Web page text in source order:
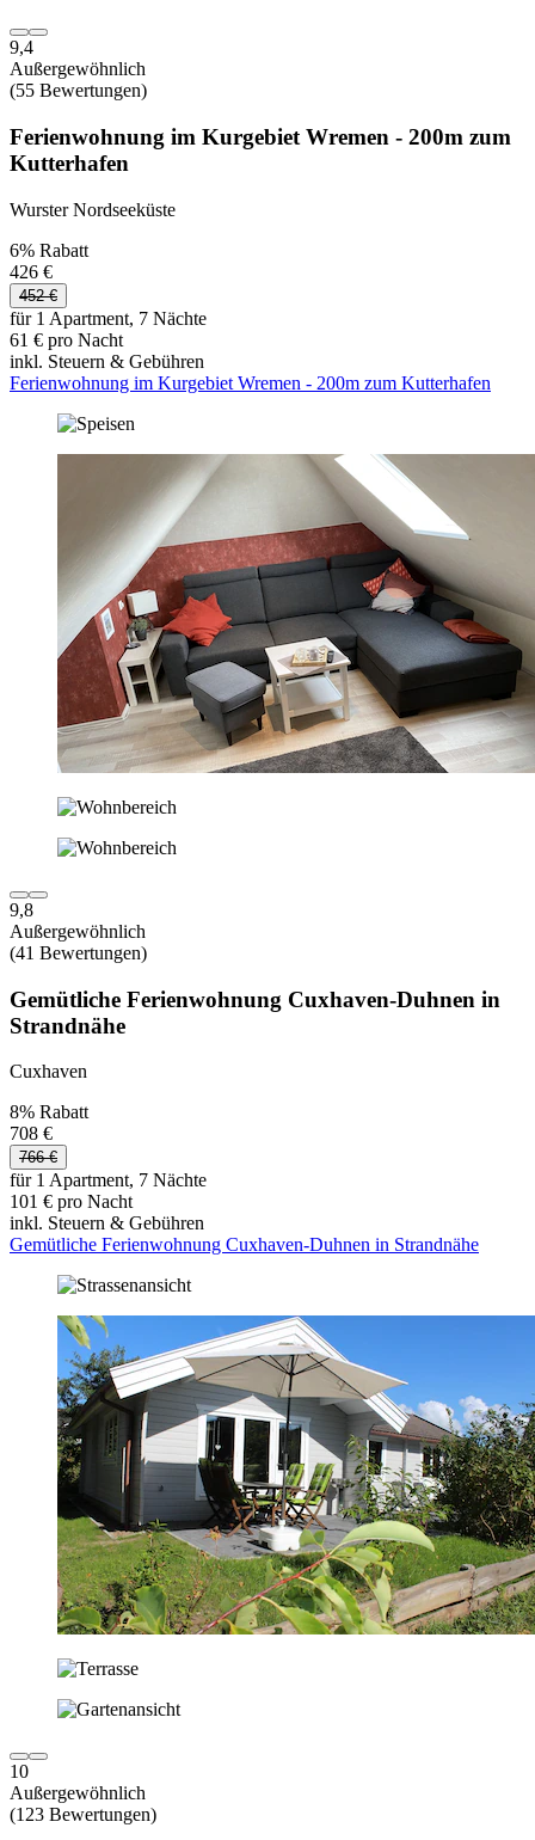
9,4
Außergewöhnlich
(55 Bewertungen)
Ferienwohnung im Kurgebiet Wremen - 200m zum
Kutterhafen
Wurster Nordseeküste
6% Rabatt
426 €
452 €
für 1 Apartment, 7 Nächte
61 € pro Nacht
inkl. Steuern & Gebühren
Ferienwohnung im Kurgebiet Wremen - 200m zum Kutterhafen
9,8
Außergewöhnlich
(41 Bewertungen)
Gemütliche Ferienwohnung Cuxhaven-Duhnen in
Strandnähe
Cuxhaven
8% Rabatt
708 €
766 €
für 1 Apartment, 7 Nächte
101 € pro Nacht
inkl. Steuern & Gebühren
Gemütliche Ferienwohnung Cuxhaven-Duhnen in Strandnähe
10
Außergewöhnlich
(123 Bewertungen)